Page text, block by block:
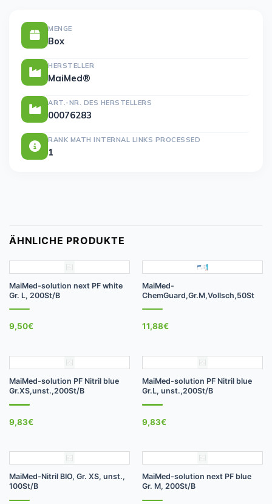
MENGE
Box
HERSTELLER
MaiMed®
ART.-NR. DES HERSTELLERS
00076283
RANK MATH INTERNAL LINKS PROCESSED
1
ÄHNLICHE PRODUKTE
MaiMed-solution next PF white
Gr. L, 200St/B
9,50€
MaiMed-
ChemGuard,Gr.M,Vollsch,50St
11,88€
MaiMed-solution PF Nitril blue
Gr.XS,unst.,200St/B
9,83€
MaiMed-solution PF Nitril blue
Gr.L, unst.,200St/B
9,83€
MaiMed-Nitril BIO, Gr. XS, unst.,
100St/B
MaiMed-solution next PF blue
Gr. M, 200St/B